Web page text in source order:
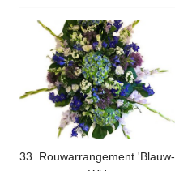
33. Rouwarrangement 'Blauw-